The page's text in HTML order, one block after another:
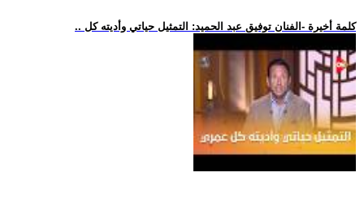
.. كلمة أخيرة -الفنان توفيق عبد الحميد: التمثيل حياتي وأديته كل